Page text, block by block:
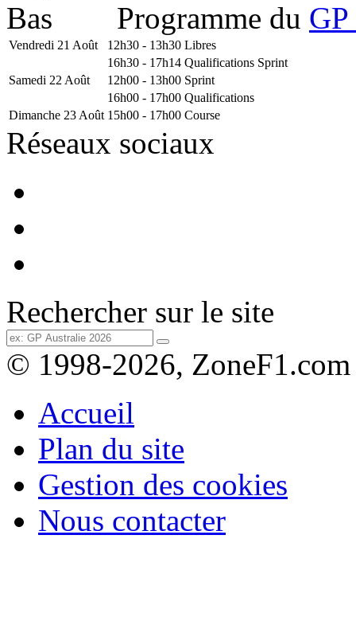
Programme du
Vendredi 21 Août 12h30 - 13h30 Libres
16h30 - 17h14 Qualifications Sprint
Samedi 22 Août
12h00 - 13h00 Sprint
16h00 - 17h00 Qualifications
Dimanche 23 Août 15h00 - 17h00 Course
Réseaux sociaux
Rechercher sur le site
© 1998-2026, ZoneF1.com
Accueil
Plan du site
Gestion des cookies
Nous contacter